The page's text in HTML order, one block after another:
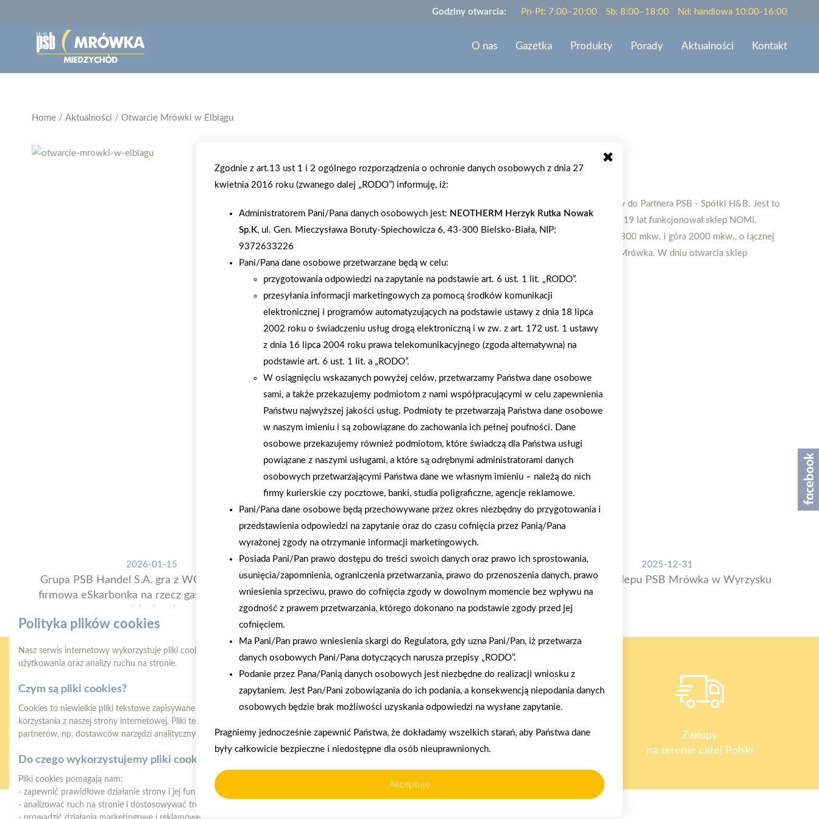
Godziny otwarcia: Pn-Pt: 7:00–20:00 Sb: 8:00–18:00 Nd: handlowa 10:00-16:00
O nas Gazetka Produkty Porady Aktualności Kontakt
Home / Aktualności / Otwarcie Mrówki w Elblągu
OTWARCIE MRÓWKI W ELBLĄGU
30 kwietnia został otwarty 219 sklep PSB-Mrówka w Elblągu należący do Partnera PSB - Spółki H&B. Jest to
zabytkowy obiekt w centrum miasta, w którym wcześniej przez blisko 19 lat funkcjonował sklep NOMI.
Mrówka w Elblągu zlokalizowana jest na dwóch kondygnacjach: dół 3300 mkw. i góra 2000 mkw., o łącznej
powierzchni ponad 5 tys. mkw. Jest to największy sklep w sieci PSB-Mrówka. W dniu otwarcia sklep
odwiedziło ok. 1500 klientów
AKTUALNOŚCI
2026-01-15
Grupa PSB Handel S.A. gra z WOŚP. Powstała
firmowa eSkarbonka na rzecz gastroenterologii
2026-01-12
Zacisze S.A. dołącza do Grupy PSB. Sieć kończy
rok strategicznym otwarciem po rebrandingu
2025-12-31
Otwarcie sklepu PSB Mrówka w Wyrzysku
Gwarancja jakości
Zakupy w systemie
ratalnym
Oferujemy zakupy
telefoniczne
Zakupy
na terenie całej Polski
Zgodnie z art.13 ust 1 i 2 ogólnego rozporządzenia o ochronie danych osobowych z dnia 27
kwietnia 2016 roku (zwanego dalej „RODO”) informuję, iż:
Administratorem Pani/Pana danych osobowych jest: NEOTHERM Herzyk Rutka Nowak
Sp.K, ul. Gen. Mieczysława Boruty-Spiechowicza 6, 43-300 Bielsko-Biała, NIP:
9372633226
Pani/Pana dane osobowe przetwarzane będą w celu:
przygotowania odpowiedzi na zapytanie na podstawie art. 6 ust. 1 lit. „RODO”.
przesyłania informacji marketingowych za pomocą środków komunikacji
elektronicznej i programów automatyzujących na podstawie ustawy z dnia 18 lipca
2002 roku o świadczeniu usług drogą elektroniczną i w zw. z art. 172 ust. 1 ustawy
z dnia 16 lipca 2004 roku prawa telekomunikacyjnego (zgoda alternatywna) na
podstawie art. 6 ust. 1 lit. a „RODO”.
W osiągnięciu wskazanych powyżej celów, przetwarzamy Państwa dane osobowe
sami, a także przekazujemy podmiotom z nami współpracującymi w celu zapewnienia
Państwu najwyższej jakości usług. Podmioty te przetwarzają Państwa dane osobowe
w naszym imieniu i są zobowiązane do zachowania ich pełnej poufności. Dane
osobowe przekazujemy również podmiotom, które świadczą dla Państwa usługi
powiązane z naszymi usługami, a które są odrębnymi administratorami danych
osobowych przetwarzającymi Państwa dane we własnym imieniu – należą do nich
firmy kurierskie czy pocztowe, banki, studia poligraficzne, agencje reklamowe.
Pani/Pana dane osobowe będą przechowywane przez okres niezbędny do przygotowania i
przedstawienia odpowiedzi na zapytanie oraz do czasu cofnięcia przez Panią/Pana
wyrażonej zgody na otrzymanie informacji marketingowych.
Posiada Pani/Pan prawo dostępu do treści swoich danych oraz prawo ich sprostowania,
usunięcia/zapomnienia, ograniczenia przetwarzania, prawo do przenoszenia danych, prawo
wniesienia sprzeciwu, prawo do cofnięcia zgody w dowolnym momencie bez wpływu na
zgodność z prawem przetwarzania, którego dokonano na podstawie zgody przed jej
cofnięciem.
Ma Pani/Pan prawo wniesienia skargi do Regulatora, gdy uzna Pani/Pan, iż przetwarza
danych osobowych Pani/Pana dotyczących narusza przepisy „RODO”.
Podanie przez Pana/Panią danych osobowych jest niezbędne do realizacji wniosku z
zapytaniem. Jest Pan/Pani zobowiązania do ich podania, a konsekwencją niepodania danych
osobowych będzie brak możliwości uzyskania odpowiedzi na wysłane zapytanie.
Pragniemy jednocześnie zapewnić Państwa, że dokładamy wszelkich starań, aby Państwa dane
były całkowicie bezpieczne i niedostępne dla osób nieuprawnionych.
Akceptuję
Polityka plików cookies
Nasz serwis internetowy wykorzystuje pliki cookies w celu zapewnienia prawidłowego działania strony, poprawy komfortu
użytkowania oraz analizy ruchu na stronie.
Czym są pliki cookies?
Cookies to niewielkie pliki tekstowe zapisywane na urządzeniu użytkownika (komputerze, tablecie, smartfonie) podczas
korzystania z naszej strony internetowej. Pliki te mogą być odczytywane przez nasz system oraz systemy zaufanych
partnerów, np. dostawców narzędzi analitycznych.
Do czego wykorzystujemy pliki cookies?
Pliki cookies pomagają nam:
- zapewnić prawidłowe działanie strony i jej funkcjonalności,
- analizować ruch na stronie i dostosowywać treści do preferencji użytkowników,